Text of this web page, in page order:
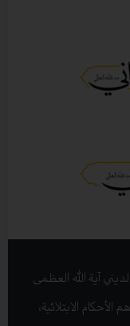
آية الله العظمى
الابتلائية،